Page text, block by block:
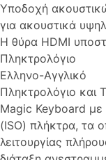
Υποδοχή
για ακουστικά
Η θύρα HDMI
Πληκτρολόγιο
Ελληνο-Αγγλικό
Πληκτρολό­γιο και
Magic Keyboard
(ISO) πλήκτρα, τα
λειτουργίας